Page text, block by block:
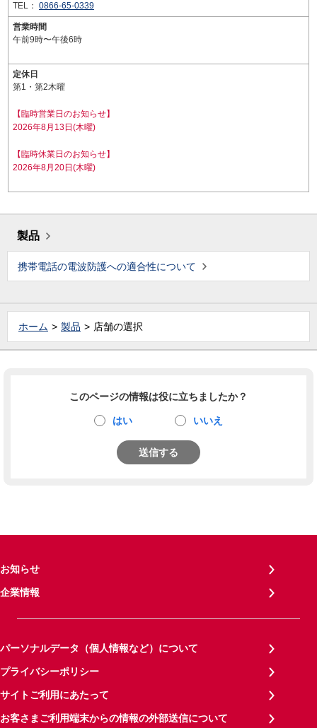
TEL： 0866-65-0339
営業時間
午前9時〜午後6時
定休日
第1・第2木曜
【臨時営業日のお知らせ】
2026年8月13日(木曜)
【臨時休業日のお知らせ】
2026年8月20日(木曜)
製品
携帯電話の電波防護への適合性について
ホーム 製品 店舗の選択
このページの情報は役に立ちましたか？
はい いいえ
送信する
お知らせ
企業情報
パーソナルデータ（個人情報など）について
プライバシーポリシー
サイトご利用にあたって
お客さまご利用端末からの情報の外部送信について